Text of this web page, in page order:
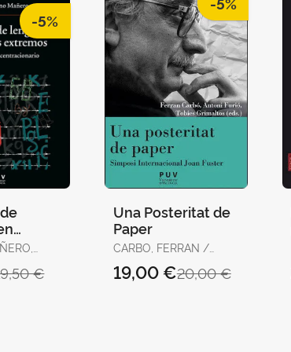
-5%
€
Una Posteritat de
Paper
CARBO, FERRAN /
GRIMANTOS20,00 €
19,00 €